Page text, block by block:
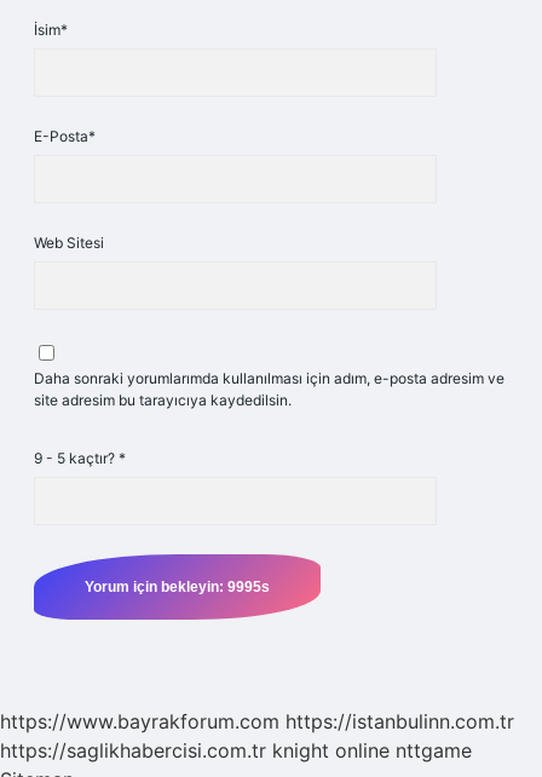
İsim*
E-Posta*
Web Sitesi
Daha sonraki yorumlarımda kullanılması için adım, e-posta adresim ve
site adresim bu tarayıcıya kaydedilsin.
9 - 5 kaçtır? *
https://www.bayrakforum.com https://istanbulinn.com.tr
https://saglikhabercisi.com.tr knight online nttgame